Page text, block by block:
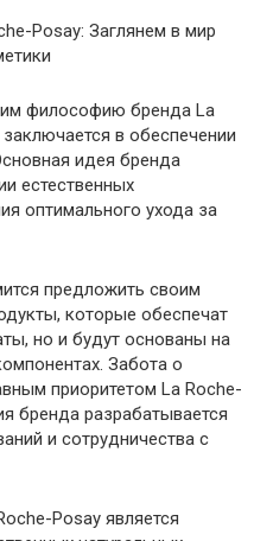
философию бренда La
в обеспечении
идея бренда
естественных
оптимального ухода за
предложить своим
которые обеспечат
но и будут основаны на
Забота о
приоритетом La Roche-
бренда разрабатывается
и сотрудничества с
Posay является